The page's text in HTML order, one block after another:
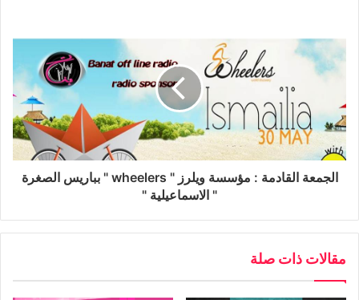
العالم لزيارة مصر و ممارستها على أرضها والاستمتاع بالتنوع
السياحى فى مصر والمتمثل فى السياحة التاريخية والعلاجية
والدينية.
ويهدف فريق ويلرز للانشاء هذه البرامج منها:
– إنشاء مدرسة لتعليم قيادة الدراجات و معرفة قواعد
السلامة و السلوك الذى يجب أن يراعى من قبل الدراجين.
الجمعة القادمة : مؤسسة ويلرز " wheelers " بباريس الصغرة
" الاسماعيلية "
مقالات ذات صلة